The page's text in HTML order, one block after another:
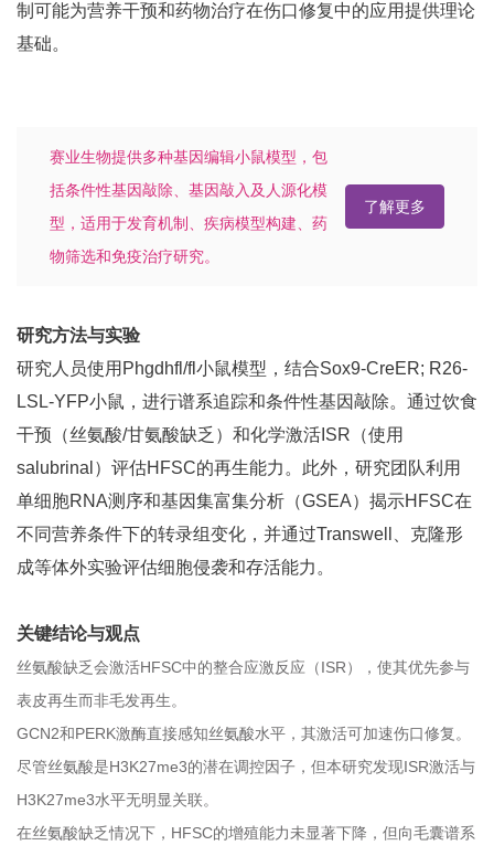
制可能为营养干预和药物治疗在伤口修复中的应用提供理论
基础。
赛业生物提供多种基因编辑小鼠模型，包
括条件性基因敲除、基因敲入及人源化模
型，适用于发育机制、疾病模型构建、药
物筛选和免疫治疗研究。
了解更多
研究方法与实验
研究人员使用Phgdhfl/fl小鼠模型，结合Sox9-CreER; R26-
LSL-YFP小鼠，进行谱系追踪和条件性基因敲除。通过饮食
干预（丝氨酸/甘氨酸缺乏）和化学激活ISR（使用
salubrinal）评估HFSC的再生能力。此外，研究团队利用
单细胞RNA测序和基因集富集分析（GSEA）揭示HFSC在
不同营养条件下的转录组变化，并通过Transwell、克隆形
成等体外实验评估细胞侵袭和存活能力。
关键结论与观点
丝氨酸缺乏会激活HFSC中的整合应激反应（ISR），使其优先参与
表皮再生而非毛发再生。
GCN2和PERK激酶直接感知丝氨酸水平，其激活可加速伤口修复。
尽管丝氨酸是H3K27me3的潜在调控因子，但本研究发现ISR激活与
H3K27me3水平无明显关联。
在丝氨酸缺乏情况下，HFSC的增殖能力未显著下降，但向毛囊谱系